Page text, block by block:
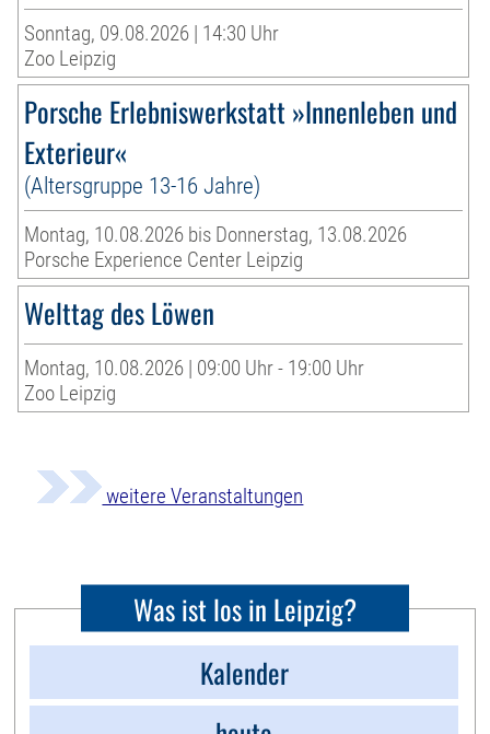
Sonntag, 09.08.2026 | 14:30 Uhr
Zoo Leipzig
Porsche Erlebniswerkstatt »Innenleben und
Exterieur«
(Altersgruppe 13-16 Jahre)
Montag, 10.08.2026 bis Donnerstag, 13.08.2026
Porsche Experience Center Leipzig
Welttag des Löwen
Montag, 10.08.2026 | 09:00 Uhr - 19:00 Uhr
Zoo Leipzig
weitere Veranstaltungen
Was ist los in Leipzig?
Kalender